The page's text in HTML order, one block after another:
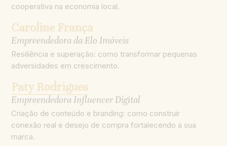
cooperativa na economia local.
Caroline França
Empreendedora da Elo Imóveis
Resiliência e superação: como transformar pequenas
adversidades em crescimento.
Paty Rodrigues
Empreendedora Influencer Digital
Criação de conteúdo e branding: como construir
conexão real e desejo de compra fortalecendo a sua
marca.